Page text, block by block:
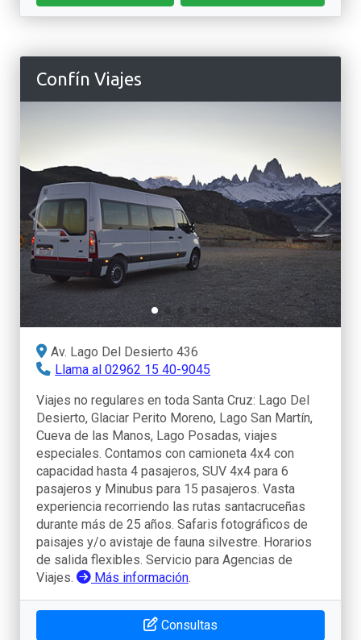
Confín Viajes
Av. Lago Del Desierto 436
Llama al 02962 15 40-9045
Viajes no regulares en toda Santa Cruz: Lago Del
Desierto, Glaciar Perito Moreno, Lago San Martín,
Cueva de las Manos, Lago Posadas, viajes
especiales. Contamos con camioneta 4x4 con
capacidad hasta 4 pasajeros, SUV 4x4 para 6
pasajeros y Minubus para 15 pasajeros. Vasta
experiencia recorriendo las rutas santacruceñas
durante más de 25 años. Safaris fotográficos de
paisajes y/o avistaje de fauna silvestre. Horarios
de salida flexibles. Servicio para Agencias de
Viajes.
Más información.
Consultas